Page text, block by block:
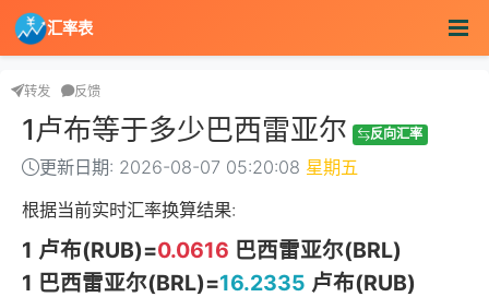
汇率表
转发 反馈
1卢布等于多少巴西雷亚尔 反向汇率
更新日期: 2026-08-07 05:20:08 星期五
根据当前实时汇率换算结果:
1 卢布(RUB)=0.0616 巴西雷亚尔(BRL)
1 巴西雷亚尔(BRL)=16.2335 卢布(RUB)